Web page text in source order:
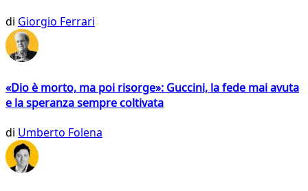
di Giorgio Ferrari
«Dio è morto, ma poi risorge»: Guccini, la fede mai avuta
e la speranza sempre coltivata
di Umberto Folena